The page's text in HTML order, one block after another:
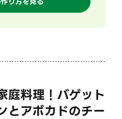
庭料理！バゲット
とアボカドのチー